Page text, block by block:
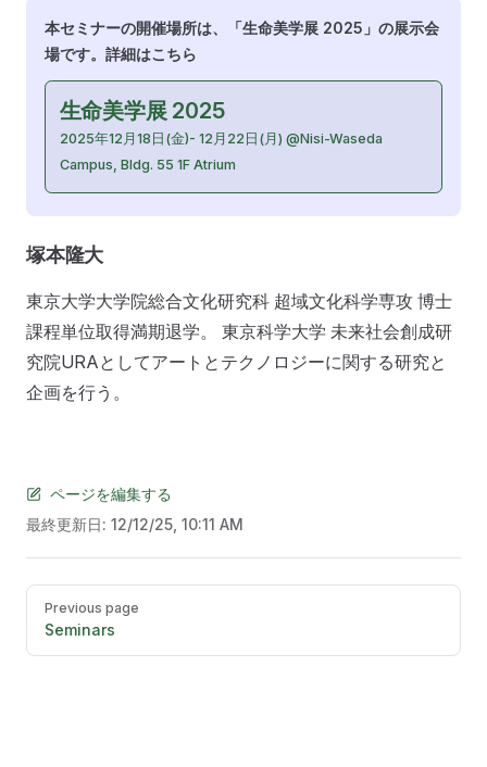
本セミナーの開催場所は、「生命美学展 2025」の展示会
場です。詳細はこちら
生命美学展 2025
2025年12月18日(金)- 12月22日(月) @Nisi-Waseda
Campus, Bldg. 55 1F Atrium
塚本隆大
東京大学大学院総合文化研究科 超域文化科学専攻 博士
課程単位取得満期退学。 東京科学大学 未来社会創成研
究院URAとしてアートとテクノロジーに関する研究と
企画を行う。
ページを編集する
最終更新日: 12/12/25, 10:11 AM
Pager
Previous page
Seminars